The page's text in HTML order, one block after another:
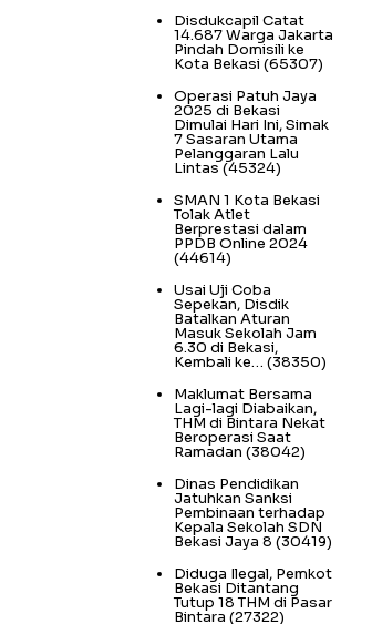
Disdukcapil Catat
14.687 Warga Jakarta
Pindah Domisili ke
Kota Bekasi (65307)
Operasi Patuh Jaya
2025 di Bekasi
Dimulai Hari Ini, Simak
7 Sasaran Utama
Pelanggaran Lalu
Lintas(45324)
SMAN 1 Kota Bekasi
Tolak Atlet
Berprestasi dalam
PPDB Online 2024
(44614)
Usai Uji Coba
Sepekan, Disdik
Batalkan Aturan
Masuk Sekolah Jam
6.30 di Bekasi,
Kembali ke… (38350)
Maklumat Bersama
Lagi-lagi Diabaikan,
THM di Bintara Nekat
Beroperasi Saat
Ramadan (38042)
Dinas Pendidikan
Jatuhkan Sanksi
Pembinaan terhadap
Kepala Sekolah SDN
Bekasi Jaya 8 (30419)
Diduga Ilegal, Pemkot
Bekasi Ditantang
Tutup 18 THM di Pasar
Bintara (27322)